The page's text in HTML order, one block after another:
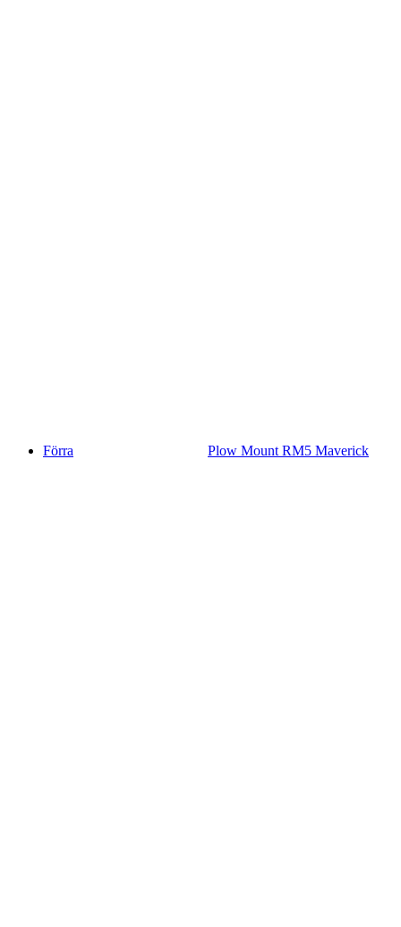
Förra Plow Mount RM5 Maverick